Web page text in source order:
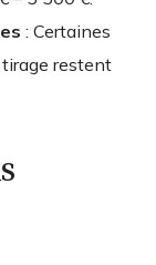
: Certaines
restent